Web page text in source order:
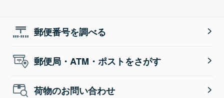
郵便番号を調べる
郵便局・ATM・ポストをさがす
荷物のお問い合わせ